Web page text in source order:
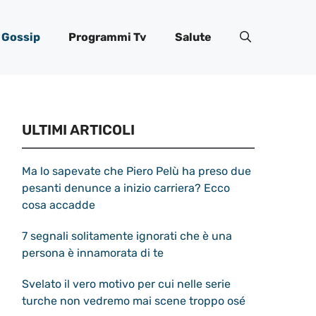
Gossip Programmi Tv Salute
ULTIMI ARTICOLI
Ma lo sapevate che Piero Pelù ha preso due
pesanti denunce a inizio carriera? Ecco
cosa accadde
7 segnali solitamente ignorati che è una
persona è innamorata di te
Svelato il vero motivo per cui nelle serie
turche non vedremo mai scene troppo osé